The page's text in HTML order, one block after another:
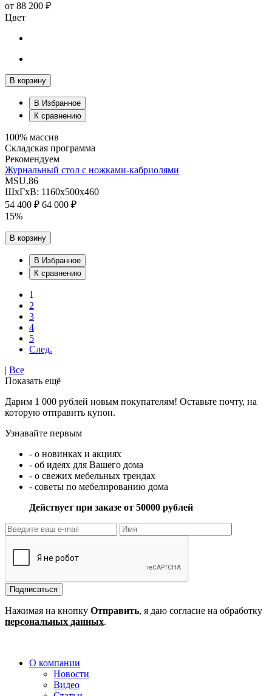
от 88 200 ₽
Цвет
В корзину
В Избранное
К сравнению
100% массив
Складская программа
Рекомендуем
Журнальный стол с ножками-кабриолями
MSU.86
ШхГхВ: 1160х500х460
54 400 ₽ 64 000 ₽
15%
В корзину
В Избранное
К сравнению
1
2
3
4
5
След.
| Все
Показать ещё
Дарим 1 000 рублей новым покупателям! Оставьте почту, на
которую отправить купон.
Узнавайте первым
- о новинках и акциях
- об идеях для Вашего дома
- о свежих мебельных трендах
- советы по мебелированию дома
Действует при заказе от 50000 рублей
Подписаться
Нажимая на кнопку Отправить, я даю согласие на обработку
персональных данных.
О компании
Новости
Видео